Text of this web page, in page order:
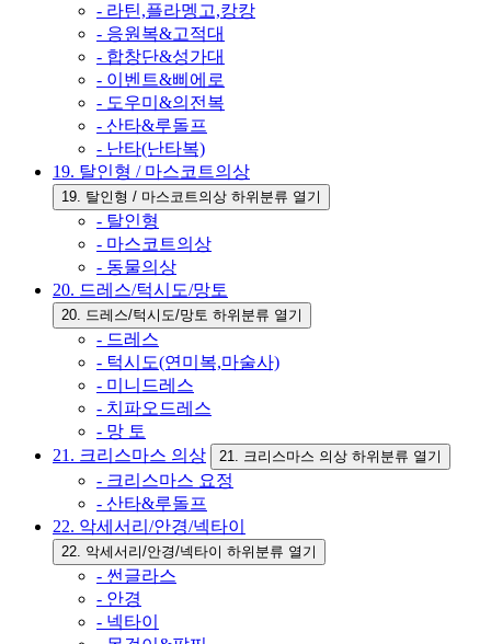
- 라틴,플라멩고,캉캉
- 응원복&고적대
- 합창단&성가대
- 이벤트&삐에로
- 도우미&의전복
- 산타&루돌프
- 난타(난타복)
19. 탈인형 / 마스코트의상
19. 탈인형 / 마스코트의상 하위분류 열기
- 탈인형
- 마스코트의상
- 동물의상
20. 드레스/턱시도/망토
20. 드레스/턱시도/망토 하위분류 열기
- 드레스
- 턱시도(연미복,마술사)
- 미니드레스
- 치파오드레스
- 망 토
21. 크리스마스 의상
21. 크리스마스 의상 하위분류 열기
- 크리스마스 요정
- 산타&루돌프
22. 악세서리/안경/넥타이
22. 악세서리/안경/넥타이 하위분류 열기
- 썬글라스
- 안경
- 넥타이